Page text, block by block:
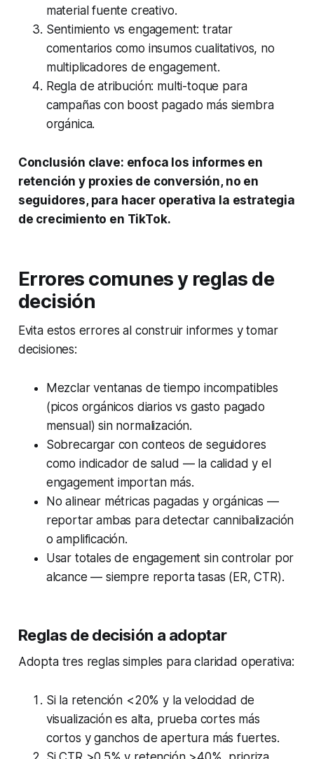
material fuente creativo.
Sentimiento vs engagement: tratar
comentarios como insumos cualitativos, no
multiplicadores de engagement.
Regla de atribución: multi-toque para
campañas con boost pagado más siembra
orgánica.
Conclusión clave: enfoca los informes en
retención y proxies de conversión, no en
seguidores, para hacer operativa la estrategia
de crecimiento en TikTok.
Errores comunes y reglas de
decisión
Evita estos errores al construir informes y tomar
decisiones:
Mezclar ventanas de tiempo incompatibles
(picos orgánicos diarios vs gasto pagado
mensual) sin normalización.
Sobrecargar con conteos de seguidores
como indicador de salud — la calidad y el
engagement importan más.
No alinear métricas pagadas y orgánicas —
reportar ambas para detectar cannibalización
o amplificación.
Usar totales de engagement sin controlar por
alcance — siempre reporta tasas (ER, CTR).
Reglas de decisión a adoptar
Adopta tres reglas simples para claridad operativa:
Si la retención <20% y la velocidad de
visualización es alta, prueba cortes más
cortos y ganchos de apertura más fuertes.